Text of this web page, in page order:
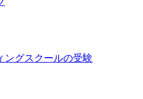
ングスクールの受験